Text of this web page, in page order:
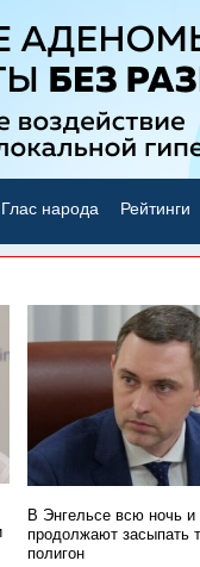
Глас народа Рейтинги
В Энгельсе всю ночь и
продолжают засыпать
полигон